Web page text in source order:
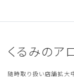
くるみのア
随時取り扱い店舗拡大